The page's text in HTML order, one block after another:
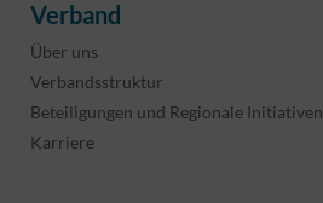
Verband
Über uns
Verbandsstruktur
Beteiligungen und Regionale Initiativen
Karriere